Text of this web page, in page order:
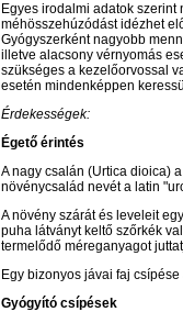
Egyes irodalmi adatok
méhösszehúzódást idézhet
Gyógyszerként nagyobb
illetve alacsony vérnyomás
szükséges a kezelőorvossal
esetén mindenképpen
Érdekességek:
Égető érintés
A nagy csalán (Urtica dioica)
növénycsalád nevét a latin
A növény szárát és leveleit
puha látványt keltő szőrkék
termelődő méreganyagot
Egy bizonyos jávai faj
Gyógyító csípések